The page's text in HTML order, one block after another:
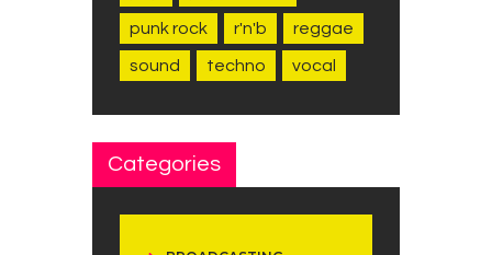
punk rock r'n'b reggae
sound techno vocal
Categories